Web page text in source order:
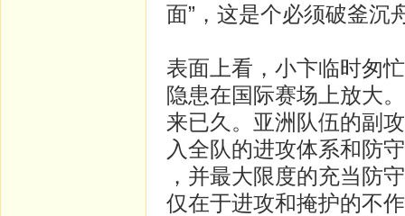
面”，这是个必须破釜沉
表面上看，小卞临时匆
隐患在国际赛场上放大
来已久。亚洲队伍的副
入全队的进攻体系和防
，并最大限度的充当防
仅在于进攻和掩护的不